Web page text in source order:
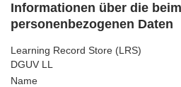
Informationen über die
personenbezogenen Daten
Learning Record Store (LRS)
DGUV LL
Name